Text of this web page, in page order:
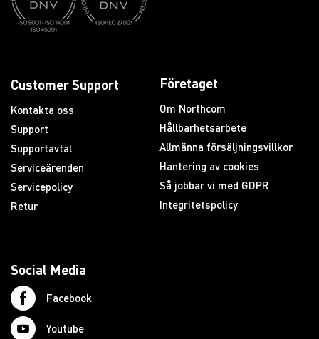
Customer Support
Kontakta oss
Support
Supportavtal
Serviceärenden
Servicepolicy
Retur
Företaget
Om Northcom
Hållbarhetsarbete
Allmänna försäljningsvillkor
Hantering av cookies
Så jobbar vi med GDPR
Integritetspolicy
Social Media
Facebook
Youtube